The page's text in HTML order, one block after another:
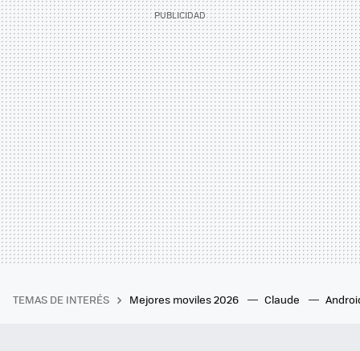
TEMAS DE INTERÉS Mejores moviles 2026 Claude